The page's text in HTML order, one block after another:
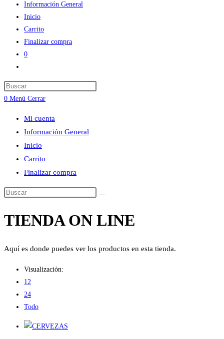
Información General
Inicio
Carrito
Finalizar compra
0
de
la
web
0 Menú Cerrar
Mi cuenta
Información General
Inicio
Carrito
Finalizar compra
Buscar
esta
TIENDA ON LINE
Aquí es donde puedes ver los productos en esta tienda.
Visualización:
12
24
Todo